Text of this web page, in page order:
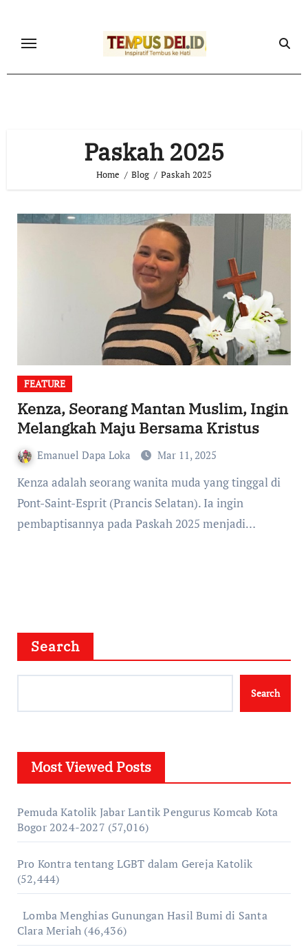
content
Paskah 2025
Home Blog Paskah 2025
FEATURE
Kenza, Seorang Mantan Muslim, Ingin
Melangkah Maju Bersama Kristus
Emanuel Dapa Loka Mar 11, 2025
Kenza adalah seorang wanita muda yang tinggal di
Pont-Saint-Esprit (Prancis Selatan). Ia ingin
pembaptisannya pada Paskah 2025 menjadi…
Search
Search
Most Viewed Posts
Pemuda Katolik Jabar Lantik Pengurus Komcab Kota
Bogor 2024-2027 (57,016)
Pro Kontra tentang LGBT dalam Gereja Katolik
(52,444)
Lomba Menghias Gunungan Hasil Bumi di Santa
Clara Meriah (46,436)